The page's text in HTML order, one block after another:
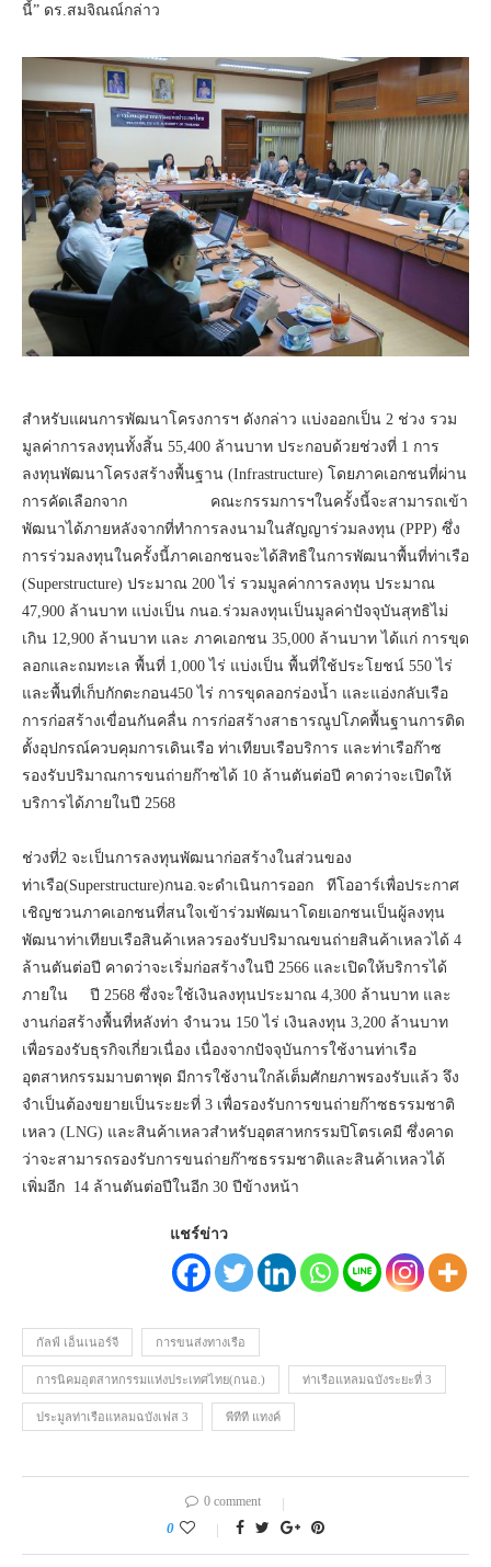
นี้” ดร.สมจิณณ์กล่าว
สำหรับแผนการพัฒนาโครงการฯ ดังกล่าว แบ่งออกเป็น 2 ช่วง รวม
มูลค่าการลงทุนทั้งสิ้น 55,400 ล้านบาท ประกอบด้วยช่วงที่ 1 การ
ลงทุนพัฒนาโครงสร้างพื้นฐาน (Infrastructure) โดยภาคเอกชนที่ผ่าน
การคัดเลือกจาก คณะกรรมการฯในครั้งนี้จะสามารถเข้า
พัฒนาได้ภายหลังจากที่ทำการลงนามในสัญญาร่วมลงทุน (PPP) ซึ่ง
การร่วมลงทุนในครั้งนี้ภาคเอกชนจะได้สิทธิในการพัฒนาพื้นที่ท่าเรือ
(Superstructure) ประมาณ 200 ไร่ รวมมูลค่าการลงทุน ประมาณ
47,900 ล้านบาท แบ่งเป็น กนอ.ร่วมลงทุนเป็นมูลค่าปัจจุบันสุทธิไม่
เกิน 12,900 ล้านบาท และ ภาคเอกชน 35,000 ล้านบาท ได้แก่ การขุด
ลอกและถมทะเล พื้นที่ 1,000 ไร่ แบ่งเป็น พื้นที่ใช้ประโยชน์ 550 ไร่
และพื้นที่เก็บกักตะกอน450 ไร่ การขุดลอกร่องนํ้า และแอ่งกลับเรือ
การก่อสร้างเขื่อนกันคลื่น การก่อสร้างสาธารณูปโภคพื้นฐานการติด
ตั้งอุปกรณ์ควบคุมการเดินเรือ ท่าเทียบเรือบริการ และท่าเรือก๊าซ
รองรับปริมาณการขนถ่ายก๊าซได้ 10 ล้านตันต่อปี คาดว่าจะเปิดให้
บริการได้ภายในปี 2568
ช่วงที่2 จะเป็นการลงทุนพัฒนาก่อสร้างในส่วนของ
ท่าเรือ(Superstructure)กนอ.จะดำเนินการออก ทีโออาร์เพื่อประกาศ
เชิญชวนภาคเอกชนที่สนใจเข้าร่วมพัฒนาโดยเอกชนเป็นผู้ลงทุน
พัฒนาท่าเทียบเรือสินค้าเหลวรองรับปริมาณขนถ่ายสินค้าเหลวได้ 4
ล้านตันต่อปี คาดว่าจะเริ่มก่อสร้างในปี 2566 และเปิดให้บริการได้
ภายใน ปี 2568 ซึ่งจะใช้เงินลงทุนประมาณ 4,300 ล้านบาท และ
งานก่อสร้างพื้นที่หลังท่า จำนวน 150 ไร่ เงินลงทุน 3,200 ล้านบาท
เพื่อรองรับธุรกิจเกี่ยวเนื่อง เนื่องจากปัจจุบันการใช้งานท่าเรือ
อุตสาหกรรมมาบตาพุด มีการใช้งานใกล้เต็มศักยภาพรองรับแล้ว จึง
จำเป็นต้องขยายเป็นระยะที่ 3 เพื่อรองรับการขนถ่ายก๊าซธรรมชาติ
เหลว (LNG) และสินค้าเหลวสำหรับอุตสาหกรรมปิโตรเคมี ซึ่งคาด
ว่าจะสามารถรองรับการขนถ่ายก๊าซธรรมชาติและสินค้าเหลวได้
เพิ่มอีก 14 ล้านตันต่อปีในอีก 30 ปีข้างหน้า
แชร์ข่าว
กัลฟ์ เอ็นเนอร์จี การขนส่งทางเรือ
การนิคมอุตสาหกรรมแห่งประเทศไทย(กนอ.) ท่าเรือแหลมฉบังระยะที่ 3
ประมูลท่าเรือแหลมฉบังเฟส 3 พีทีที แทงค์
0 comment
0